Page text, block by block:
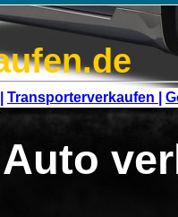
Transporterverkaufen |
Auto